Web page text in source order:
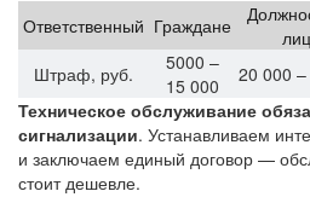
Ответственный Граждане
Штраф, руб.
5000 –
15 000
20 000 –
Техническое обслуживание
сигнализации. Устанавливаем
и заключаем единый договор —
стоит дешевле.